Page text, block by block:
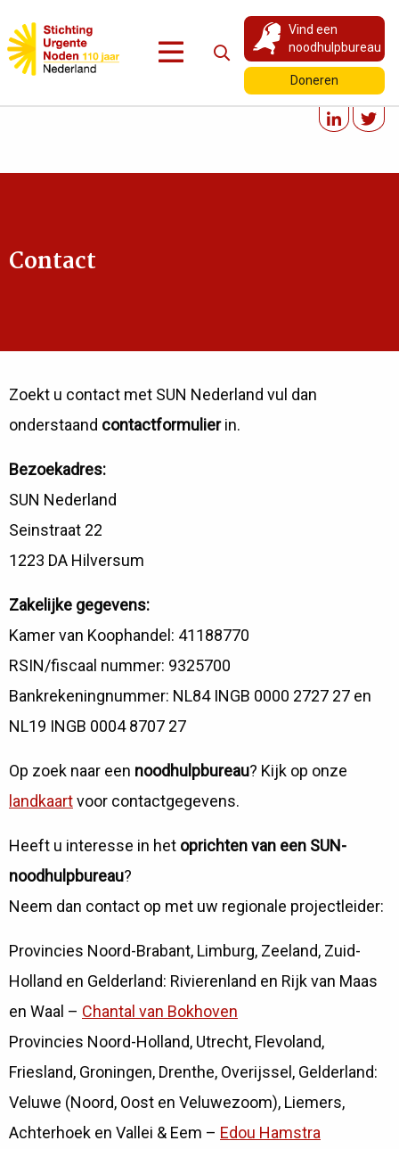
Vind een
noodhulpbureau
Doneren
Contact
Zoekt u contact met SUN Nederland vul dan
onderstaand contactformulierin.
Bezoekadres:
SUN Nederland
Seinstraat 22
1223 DA Hilversum
Zakelijke gegevens:
Kamer van Koophandel: 41188770
RSIN/fiscaal nummer: 9325700
Bankrekeningnummer: NL84 INGB 0000 2727 27 en
NL19 INGB 0004 8707 27
Op zoek naar een noodhulpbureau? Kijk op onze
landkaartvoor contactgegevens.
Heeft u interesse in het oprichten van een SUN-
noodhulpbureau?
Neem dan contact op met uw regionale projectleider:
Provincies Noord-Brabant, Limburg, Zeeland, Zuid-
Holland en Gelderland: Rivierenland en Rijk van Maas
en Waal – Chantal van Bokhoven
Provincies Noord-Holland, Utrecht, Flevoland,
Friesland, Groningen, Drenthe, Overijssel, Gelderland:
Veluwe (Noord, Oost en Veluwezoom), Liemers,
Achterhoek en Vallei & Eem – Edou Hamstra